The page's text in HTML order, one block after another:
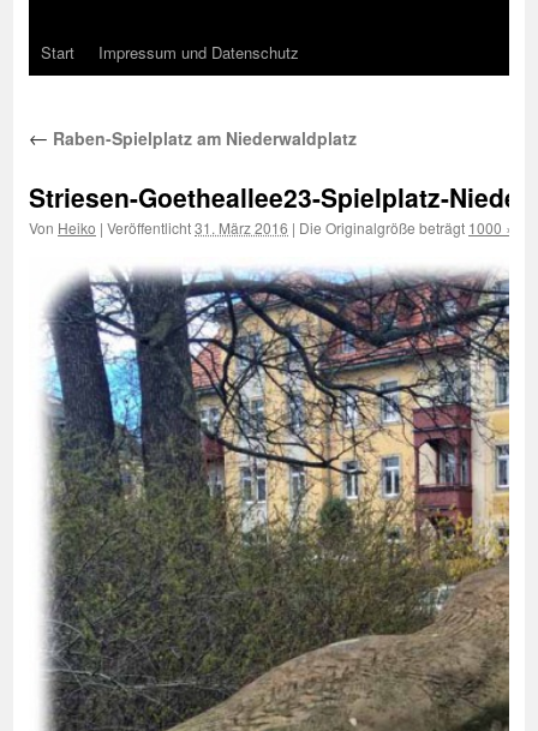
Start Impressum und Datenschutz
← Raben-Spielplatz am Niederwaldplatz
Striesen-Goetheallee23-Spielplatz-
Von Heiko | Veröffentlicht31. März 2016 | Die Originalgröße beträgt 1000 ×